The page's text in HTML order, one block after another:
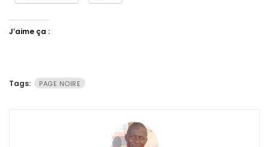
J’aime ça :
Tags: PAGE NOIRE